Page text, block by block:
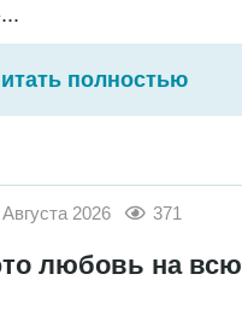
полностью
2026 371
любовь на всю